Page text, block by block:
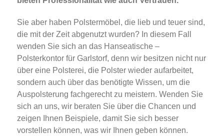
Sie aber haben Polstermöbel, die lieb und teuer sind,
die mit der Zeit abgenutzt wurden? In diesem Fall
wenden Sie sich an das Hanseatische –
Polsterkontor für Garlstorf, denn wir besitzen nicht nur
über eine Polsterei, die Polster wieder aufarbeitet,
sondern auch über das benötigte Wissen, um die
Auspolsterung fachgerecht zu meistern. Wenden Sie
sich an uns, wir beraten Sie über die Chancen und
zeigen Ihnen Beispiele, damit Sie sich besser
vorstellen können, was wir Ihnen geben können.